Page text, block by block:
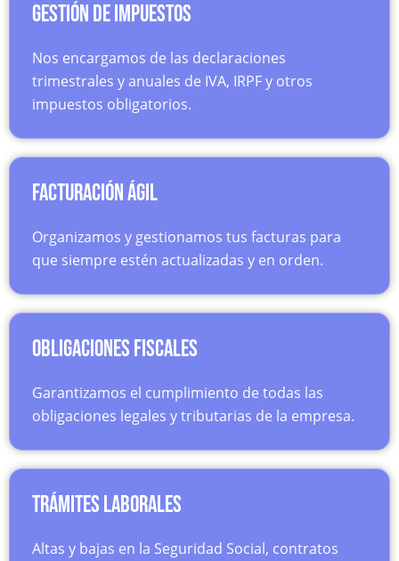
Gestión de impuestos
Nos encargamos de las declaraciones
trimestrales y anuales de IVA, IRPF y otros
impuestos obligatorios.
Facturación ágil
Organizamos y gestionamos tus facturas para
que siempre estén actualizadas y en orden.
Obligaciones fiscales
Garantizamos el cumplimiento de todas las
obligaciones legales y tributarias de la empresa.
Trámites laborales
Altas y bajas en la Seguridad Social, contratos